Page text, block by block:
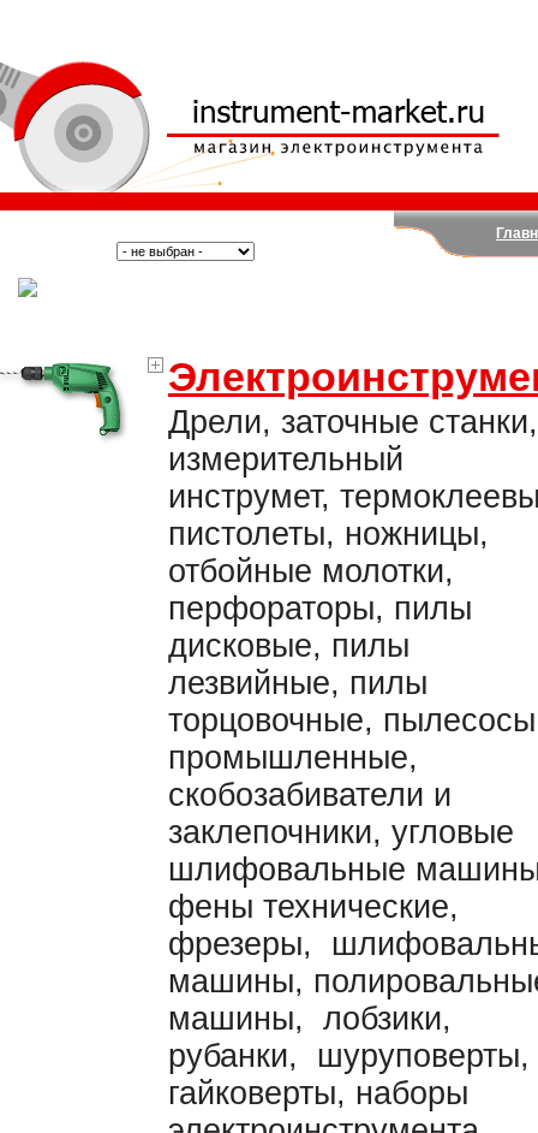
Дрели, заточные станки,
измерительный
инструмет,
пистолеты, ножницы,
отбойные молотки,
перфораторы, пилы
дисковые, пилы
лезвийные, пилы
торцовочные, пылесосы
промышленные,
скобозабиватели и
заклепочники, угловые
шлифовальные
фены технические,
фрезеры,
машины,
машины, лобзики,
рубанки, шуруповерты,
гайковерты, наборы